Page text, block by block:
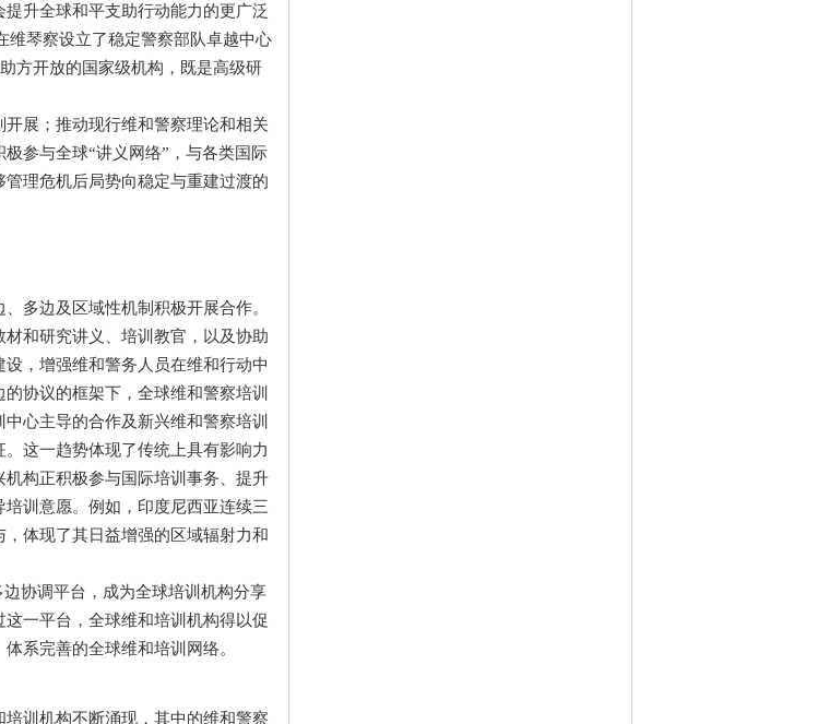
升全球和平支助行动能力的更广泛
维琴察设立了稳定警察部队卓越中心
方开放的国家级机构，既是高级研
展；推动现行维和警察理论和相关
参与全球“讲义网络”，与各类国际
理危机后局势向稳定与重建过渡的
边及区域性机制积极开展合作。
和研究讲义、培训教官，以及协助
，增强维和警务人员在维和行动中
协议的框架下，全球维和警察培训
心主导的合作及新兴维和警察培训
这一趋势体现了传统上具有影响力
构正积极参与国际培训事务、提升
训意愿。例如，印度尼西亚连续三
体现了其日益增强的区域辐射力和
协调平台，成为全球培训机构分享
一平台，全球维和培训机构得以促
系完善的全球维和培训网络。
训机构不断涌现，其中的维和警察